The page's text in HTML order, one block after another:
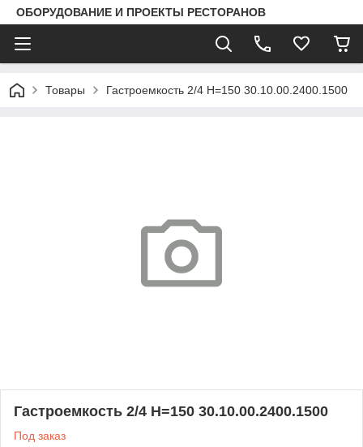
ОБОРУДОВАНИЕ И ПРОЕКТЫ РЕСТОРАНОВ
Товары Гастроемкость 2/4 Н=150 30.10.00.2400.1500
Гастроемкость 2/4 Н=150 30.10.00.2400.1500
Под заказ